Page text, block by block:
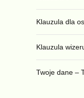
Klauzula dla
Klauzula
Twoje dane –